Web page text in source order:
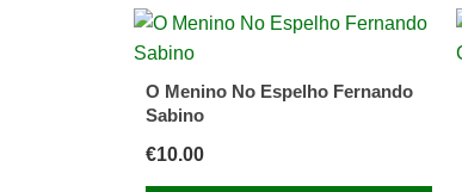
O Menino No Espelho Fernando
Sabino
€10.00